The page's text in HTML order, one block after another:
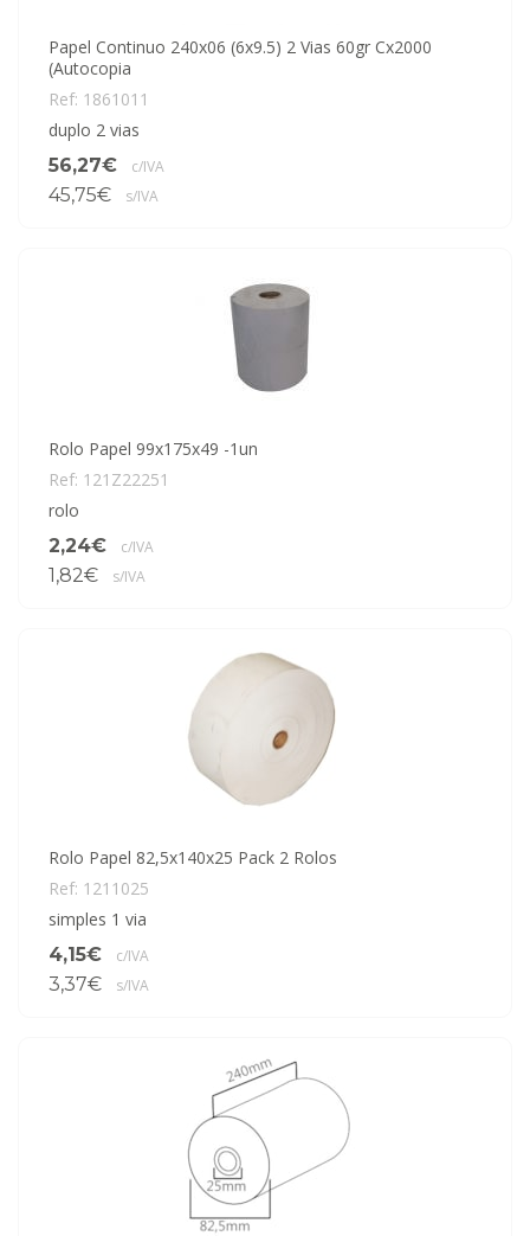
Papel Continuo 240x06 (6x9.5) 2 Vias 60gr Cx2000
(Autocopia
Ref: 1861011
duplo 2 vias
56,27€
c/IVA
45,75€ s/IVA
Rolo Papel 99x175x49 -1un
Ref: 121Z22251
rolo
2,24€
c/IVA
1,82€ s/IVA
Rolo Papel 82,5x140x25 Pack 2 Rolos
Ref: 1211025
simples 1 via
4,15€
c/IVA
3,37€ s/IVA